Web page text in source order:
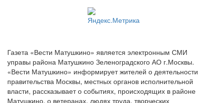
Газета «Вести Матушкино» является электронным СМИ
управы района Матушкино Зеленоградского АО г.Москвы.
«Вести Матушкино» информирует жителей о деятельности
правительства Москвы, местных органов исполнительной
власти, рассказывает о событиях, происходящих в районе
Матушкино, о ветеранах, людях труда, творческих